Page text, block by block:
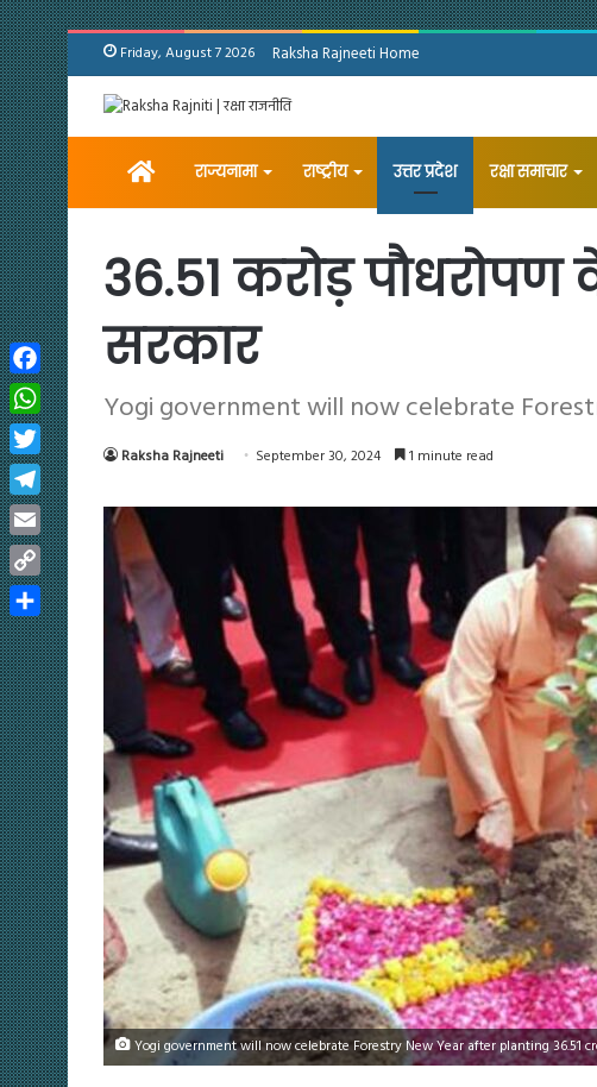
Friday, August 7 2026 Raksha Rajneeti Home
Homeराज्यनामा राष्ट्रीय उत्तर प्रदेश रक्षा समाचार
36.51 करोड़ पौधरोपण
सरकार
Yogi government will now celebrate
Raksha Rajneeti September 30, 2024 1 minute read
Yogi government will now celebrate Forestry New Year after planting 36.51
Facebook
WhatsApp
Twitter
Telegram
Email
Copy
Link
Share